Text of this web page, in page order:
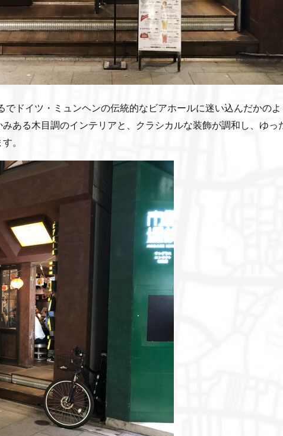
ドイツ・ミュンヘンの伝統的なビアホールに迷い込んだかの
ある木目調のインテリアと、クラシカルな装飾が調和し、ゆっ
。